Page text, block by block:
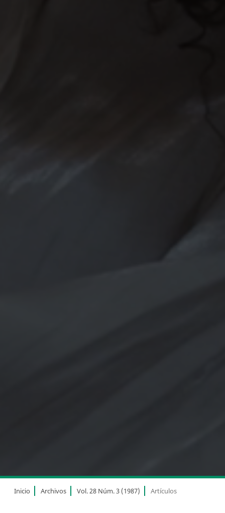
Inicio Archivos Vol. 28 Núm. 3 (1987) Artículos